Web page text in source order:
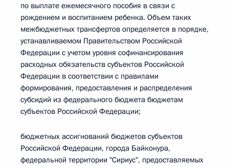
по выплате ежемесячного пособия в связи с
рождением и воспитанием ребенка. Объем таких
межбюджетных трансфертов определяется в порядке,
устанавливаемом Правительством Российской
Федерации с учетом уровня софинансирования
расходных обязательств субъектов Российской
Федерации в соответствии с правилами
формирования, предоставления и распределения
субсидий из федерального бюджета бюджетам
субъектов Российской Федерации;
бюджетных ассигнований бюджетов субъектов
Российской Федерации, города Байконура,
федеральной территории "Сириус", предоставляемых